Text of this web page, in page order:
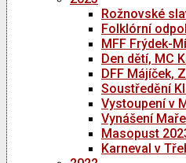
Rožnovské
Folklórní
MFF Frýdek-
Den dětí, MC
DFF Májíček,
Soustředění
Vystoupení v
Vynášení
Masopust
Karneval v